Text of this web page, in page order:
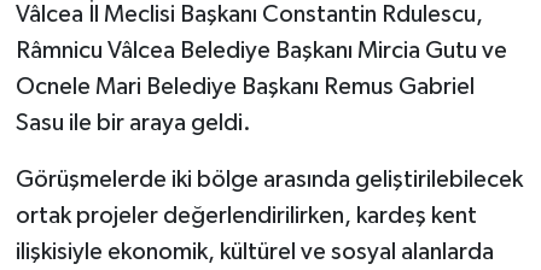
Vâlcea İl Meclisi Başkanı Constantin Rdulescu,
Râmnicu Vâlcea Belediye Başkanı Mircia Gutu ve
Ocnele Mari Belediye Başkanı Remus Gabriel
Sasu ile bir araya geldi.
Görüşmelerde iki bölge arasında geliştirilebilecek
ortak projeler değerlendirilirken, kardeş kent
ilişkisiyle ekonomik, kültürel ve sosyal alanlarda
MAGAZİN
POLİTİKA